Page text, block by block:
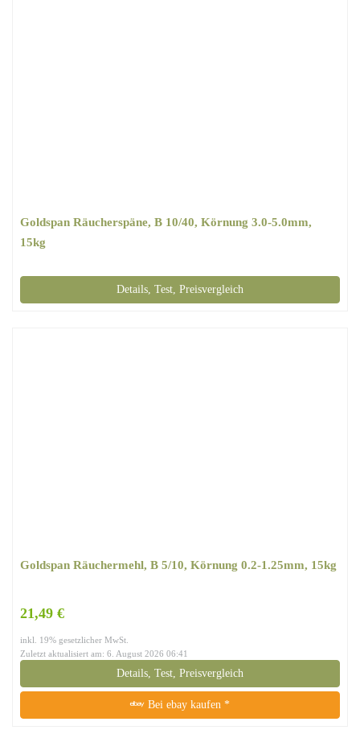
Goldspan Räucherspäne, B 10/40, Körnung 3.0-5.0mm,
15kg
Details, Test, Preisvergleich
Goldspan Räuchermehl, B 5/10, Körnung 0.2-1.25mm, 15kg
21,49 €
inkl. 19% gesetzlicher MwSt.
Zuletzt aktualisiert am: 6. August 2026 06:41
Details, Test, Preisvergleich
Bei ebay kaufen *